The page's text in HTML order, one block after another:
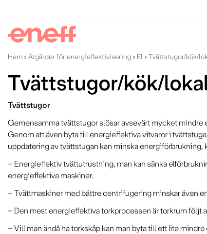
Hem»Åtgärder för energieffektivisering» El »Tvättstugor/kök/
Tvättstugor/kök/
Tvättstugor
Gemensamma tvättstugor slösar avsevärt mycket mindre
Genom att även byta till energieffektiva vitvaror i
uppdatering av tvättstugan kan minska energiförbrukning,
– Energieffektiv tvättutrustning, man kan sänka
energieffektiva maskiner.
– Tvättmaskiner med bättre centrifugering minskar även
– Den mest energieffektiva torkprocessen är torkrum följt
– Vill man ändå ha torkskåp kan man byta till ett lite